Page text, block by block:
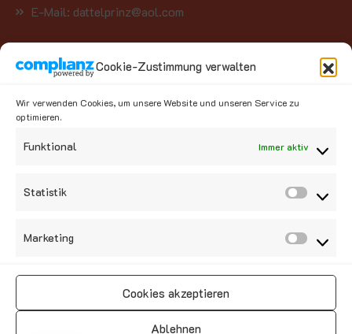
Cookie-Zustimmung verwalten
Wir verwenden Cookies, um unsere Website und unseren Service zu
optimieren.
Funktional Immer aktiv
Statistik
Marketing
Cookies akzeptieren
Ablehnen
E-Mail: dattelprinz@aol.com
Kategorien
Kategorie auswählen
Vertrag widerrufen